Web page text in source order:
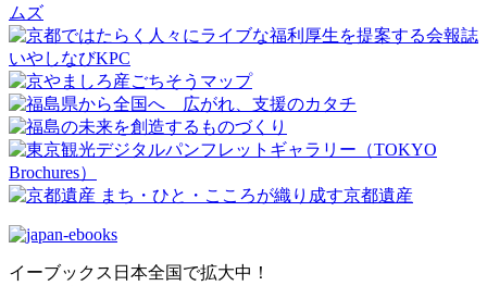
イーブックス日本全国で拡大中！